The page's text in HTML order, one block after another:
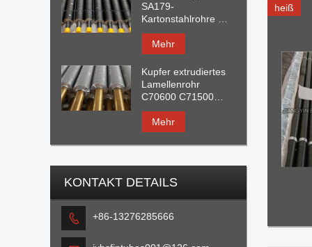
heiß
SA179-
Kartonstahlrohre mit
Aluminiumflosse
Mehr
Kupfer extrudiertes
Lamellenrohr
C70600 C71500
C44300 C68700 Mit
AL1060 Finne
Mehr
KONTAKT DETAILS
 +86-13276285666